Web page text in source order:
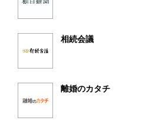
相続会議
離婚のカタチ